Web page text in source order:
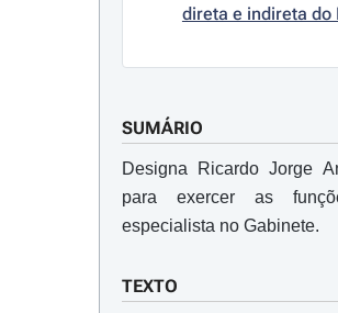
direta e indireta do
SUMÁRIO
Designa Ricardo Jorge
para exercer as
especialista no Gabinete.
TEXTO